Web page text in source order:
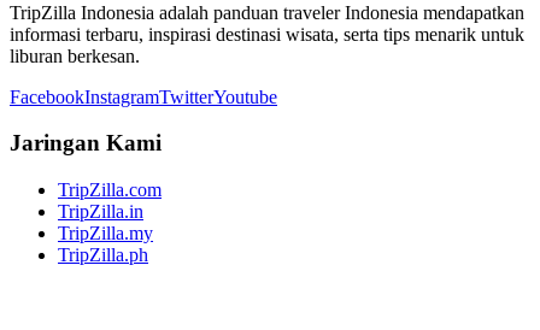
TripZilla Indonesia adalah panduan traveler Indonesia mendapatkan
informasi terbaru, inspirasi destinasi wisata, serta tips menarik untuk
liburan berkesan.
FacebookInstagramTwitterYoutube
Jaringan Kami
TripZilla.com
TripZilla.in
TripZilla.my
TripZilla.ph